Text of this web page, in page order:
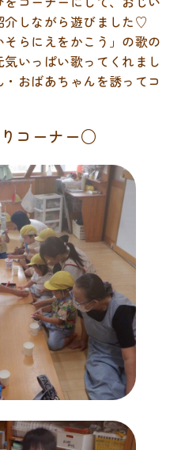
介しながら遊びました♡
らにえをかこう」の歌の
いっぱい歌ってくれまし
おばあちゃんを誘ってコ
！
コーナー○